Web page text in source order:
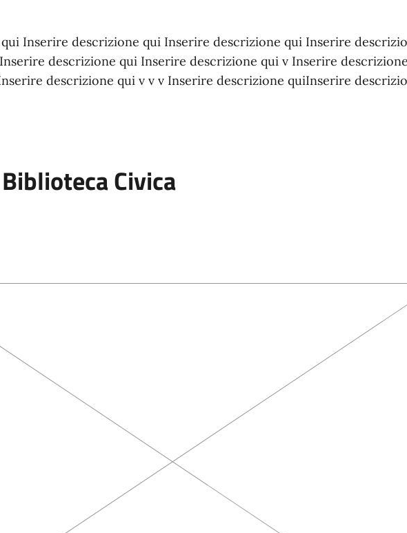
Inserire descrizione qui Inserire descrizione qui Inserire
descrizione qui Inserire descrizione qui v Inserire
descrizione qui v v v Inserire descrizione quiInserire
Civica